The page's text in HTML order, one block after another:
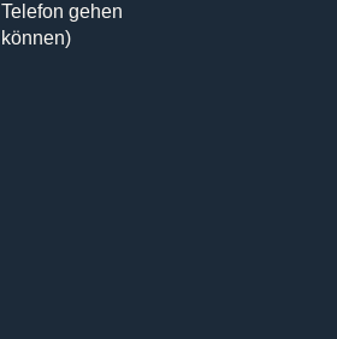
Telefon gehen
können)